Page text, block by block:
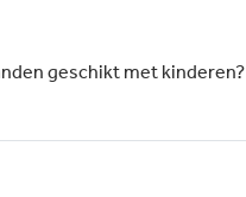
geschikt met kinderen?